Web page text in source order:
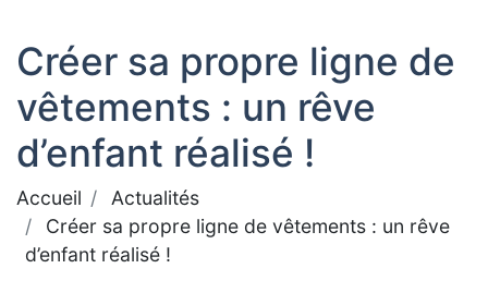
Créer sa propre ligne de
vêtements : un rêve
d’enfant réalisé !
Accueil
Actualités
Créer sa propre ligne de vêtements : un rêve
d’enfant réalisé !